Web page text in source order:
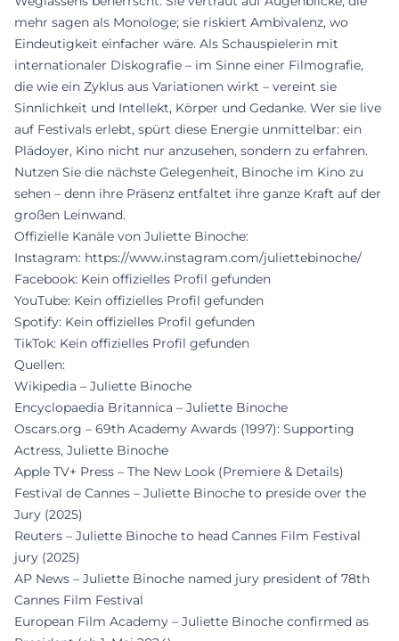
mehr sagen als Monologe; sie riskiert Ambivalenz, wo
Eindeutigkeit einfacher wäre. Als Schauspielerin mit
internationaler Diskografie – im Sinne einer Filmografie,
die wie ein Zyklus aus Variationen wirkt – vereint sie
Sinnlichkeit und Intellekt, Körper und Gedanke. Wer sie live
auf Festivals erlebt, spürt diese Energie unmittelbar: ein
Plädoyer, Kino nicht nur anzusehen, sondern zu erfahren.
Nutzen Sie die nächste Gelegenheit, Binoche im Kino zu
sehen – denn ihre Präsenz entfaltet ihre ganze Kraft auf der
großen Leinwand.
Offizielle Kanäle von Juliette Binoche:
Instagram: https://www.instagram.com/juliettebinoche/
Facebook: Kein offizielles Profil gefunden
YouTube: Kein offizielles Profil gefunden
Spotify: Kein offizielles Profil gefunden
TikTok: Kein offizielles Profil gefunden
Quellen:
Wikipedia – Juliette Binoche
Encyclopaedia Britannica – Juliette Binoche
Oscars.org – 69th Academy Awards (1997): Supporting
Actress, Juliette Binoche
Apple TV+ Press – The New Look (Premiere & Details)
Festival de Cannes – Juliette Binoche to preside over the
Jury (2025)
Reuters – Juliette Binoche to head Cannes Film Festival
jury (2025)
AP News – Juliette Binoche named jury president of 78th
Cannes Film Festival
European Film Academy – Juliette Binoche confirmed as